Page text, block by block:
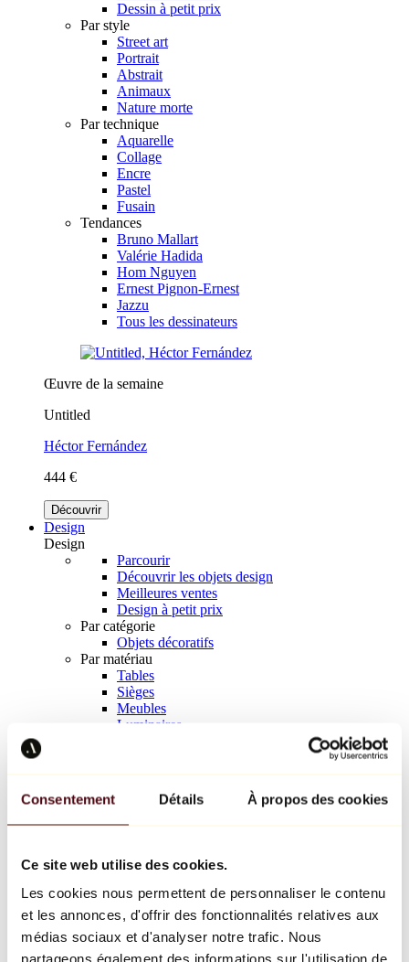
Consentement Détails À propos des cookies
Ce site web utilise des cookies.
Les cookies nous permettent de personnaliser le contenu
et les annonces, d'offrir des fonctionnalités relatives aux
médias sociaux et d'analyser notre trafic. Nous
partageons également des informations sur l'utilisation de
Dessin à petit prix
Par style
Street art
Portrait
Abstrait
Animaux
Nature morte
Par technique
Aquarelle
Collage
Encre
Pastel
Fusain
Tendances
Bruno Mallart
Valérie Hadida
Hom Nguyen
Ernest Pignon-Ernest
Jazzu
Tous les dessinateurs
Œuvre de la semaine
Untitled
Héctor Fernández
444 €
Découvrir
Design
Design
Parcourir
Découvrir les objets design
Meilleures ventes
Design à petit prix
Par catégorie
Objets décoratifs
Par matériau
Tables
Sièges
Meubles
Luminaires
Richard Orlinski
Keith Haring
Jeff Koons
Jean-Michel Basquiat
Tous les designers
Œuvre de la semaine